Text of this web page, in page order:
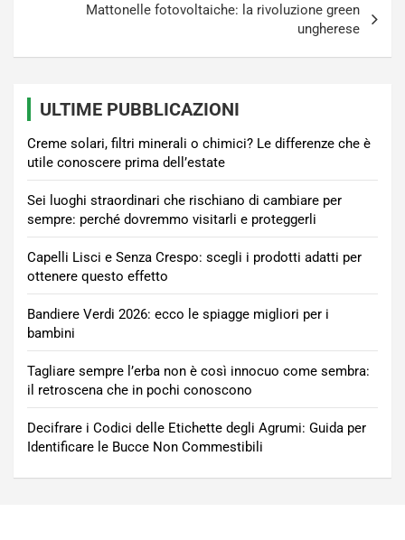
Mattonelle fotovoltaiche: la rivoluzione green
ungherese
ULTIME PUBBLICAZIONI
Creme solari, filtri minerali o chimici? Le differenze che è
utile conoscere prima dell’estate
Sei luoghi straordinari che rischiano di cambiare per
sempre: perché dovremmo visitarli e proteggerli
Capelli Lisci e Senza Crespo: scegli i prodotti adatti per
ottenere questo effetto
Bandiere Verdi 2026: ecco le spiagge migliori per i
bambini
Tagliare sempre l’erba non è così innocuo come sembra:
il retroscena che in pochi conoscono
Decifrare i Codici delle Etichette degli Agrumi: Guida per
Identificare le Bucce Non Commestibili